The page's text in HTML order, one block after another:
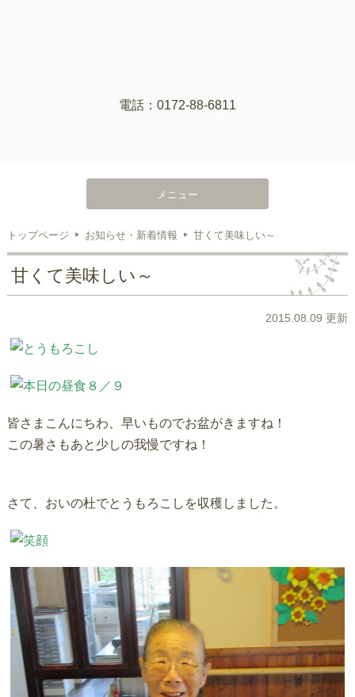
電話：0172-88-6811
メニュー
トップページ お知らせ・新着情報 甘くて美味しい～
甘くて美味しい～
2015.08.09 更新
皆さまこんにちわ、早いものでお盆がきますね！
この暑さもあと少しの我慢ですね！
さて、おいの杜でとうもろこしを収穫しました。